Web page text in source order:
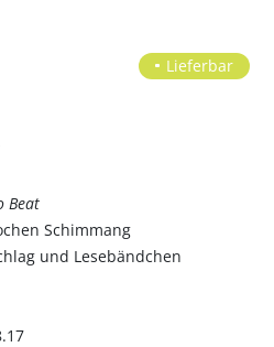
Lieferbar
Beat
Schimmang
und Lesebändchen